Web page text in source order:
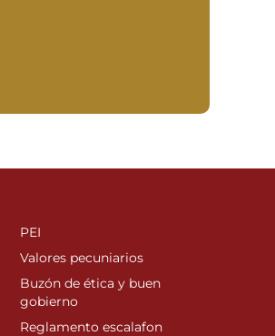
PEI
Valores pecuniarios
Buzón de ética y buen
gobierno
Reglamento escalafon